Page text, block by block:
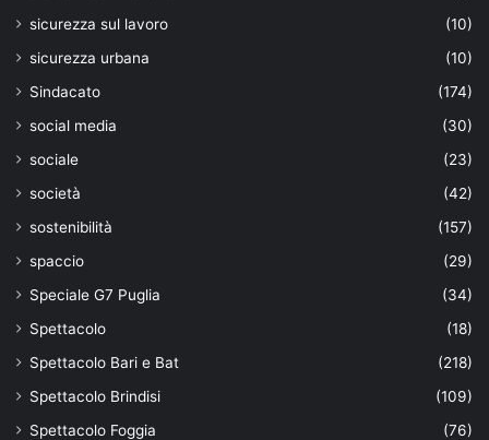
sicurezza sul lavoro
(10)
sicurezza urbana
(10)
Sindacato
(174)
social media
(30)
sociale
(23)
società
(42)
sostenibilità
(157)
spaccio
(29)
Speciale G7 Puglia
(34)
Spettacolo
(18)
Spettacolo Bari e Bat
(218)
Spettacolo Brindisi
(109)
Spettacolo Foggia
(76)